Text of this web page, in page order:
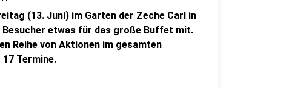
(13. Juni) im Garten der Zeche Carl in
etwas für das große Buffet mit.
Reihe von Aktionen im gesamten
Termine.